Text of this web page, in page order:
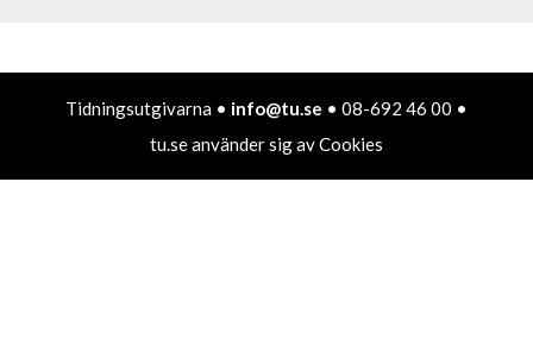
Tidningsutgivarna • info@tu.se • 08-692 46 00 •
tu.se använder sig av Cookies